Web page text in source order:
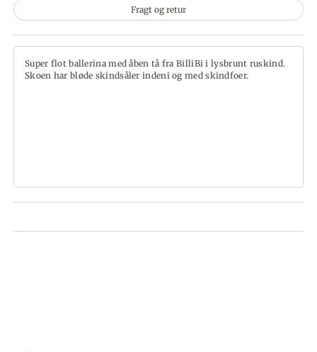
Fragt og retur
Super flot ballerina med åben tå fra BilliBi i lysbrunt ruskind.
Skoen har bløde skindsåler indeni og med skindfoer.